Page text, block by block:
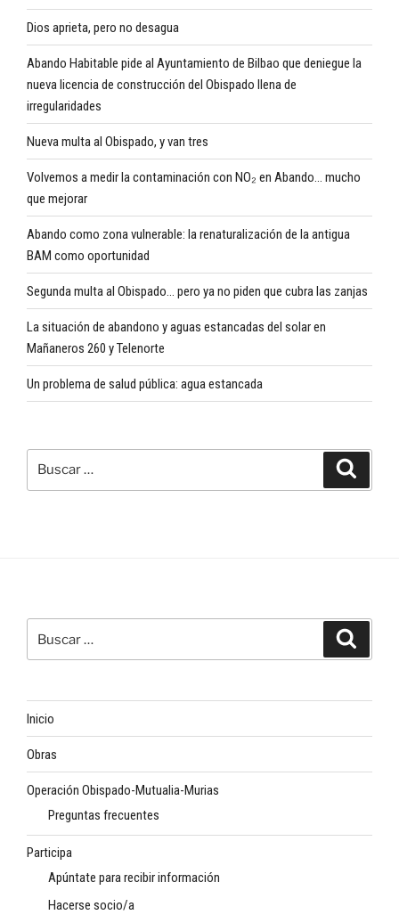
Dios aprieta, pero no desagua
Abando Habitable pide al Ayuntamiento de Bilbao que deniegue la
nueva licencia de construcción del Obispado llena de
irregularidades
Nueva multa al Obispado, y van tres
Volvemos a medir la contaminación con NO₂ en Abando… mucho
que mejorar
Abando como zona vulnerable: la renaturalización de la antigua
BAM como oportunidad
Segunda multa al Obispado… pero ya no piden que cubra las zanjas
La situación de abandono y aguas estancadas del solar en
Mañaneros 260 y Telenorte
Un problema de salud pública: agua estancada
por:
Inicio
Obras
Operación Obispado-Mutualia-Murias
Preguntas frecuentes
Participa
Apúntate para recibir información
Hacerse socio/a